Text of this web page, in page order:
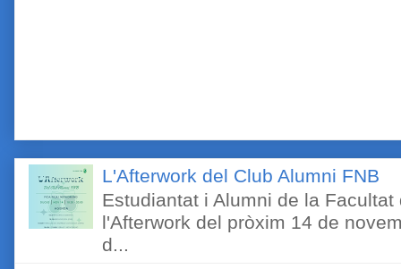
L'Afterwork del Club Alumni FNB
Estudiantat i Alumni de la
l'Afterwork del pròxim 14 de
d...